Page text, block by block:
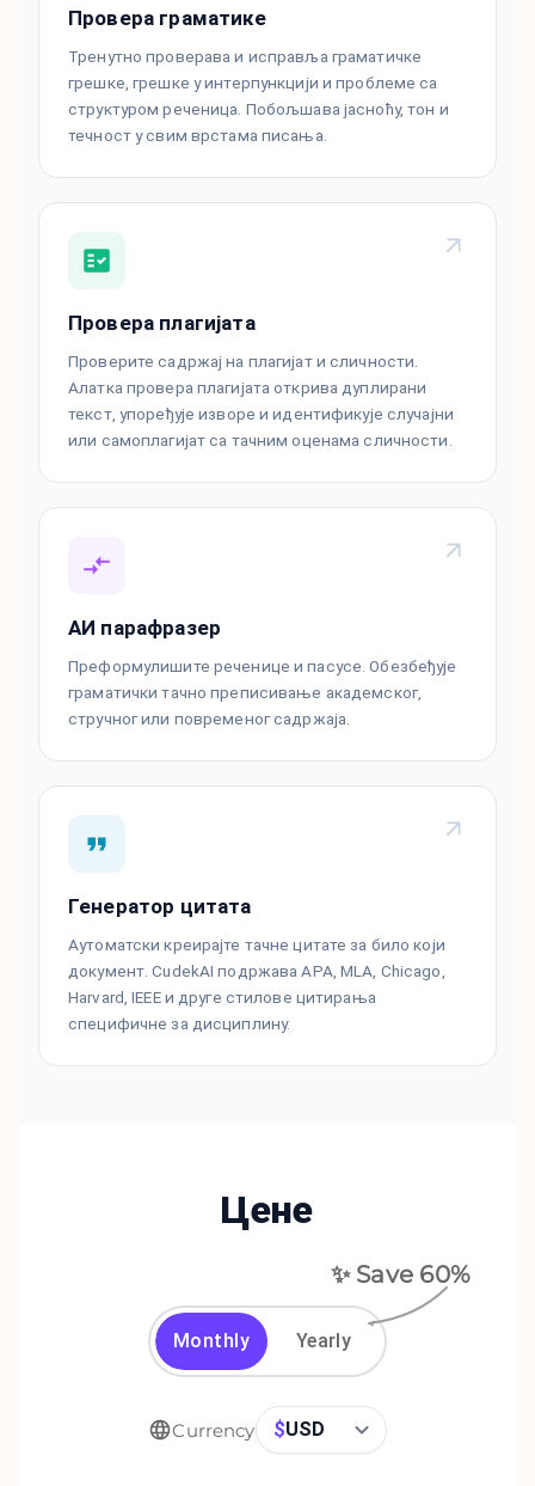
Провера граматике
Тренутно проверава и исправља граматичке
грешке, грешке у интерпункцији и проблеме са
структуром реченица. Побољшава јасноћу, тон и
течност у свим врстама писања.
Провера плагијата
Проверите садржај на плагијат и сличности.
Алатка провера плагијата открива дуплирани
текст, упоређује изворе и идентификује случајни
или самоплагијат са тачним оценама сличности.
АИ парафразер
Преформулишите реченице и пасусе. Обезбеђује
граматички тачно преписивање академског,
стручног или повременог садржаја.
Генератор цитата
Аутоматски креирајте тачне цитате за било који
документ. CudekAI подржава APA, MLA, Chicago,
Harvard, IEEE и друге стилове цитирања
специфичне за дисциплину.
Цене
✨ Save 60%
Monthly Yearly
Currency $USD